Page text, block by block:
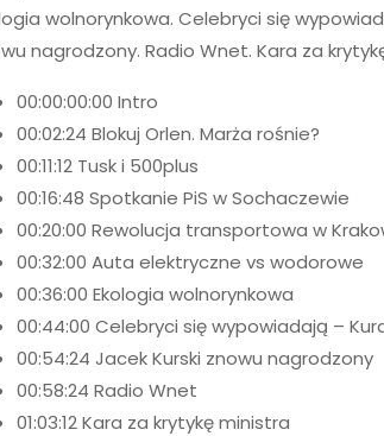
wolnorynkowa. Celebryci się
nagrodzony. Radio Wnet. Kara za
00:00:00:00 Intro
00:02:24 Blokuj Orlen. Marża rośnie?
00:11:12 Tusk i 500plus
00:16:48 Spotkanie PiS w Sochaczewie
00:20:00 Rewolucja transportowa w
00:32:00 Auta elektryczne vs wodorowe
00:36:00 Ekologia wolnorynkowa
00:44:00 Celebryci się wypowiadają –
00:54:24 Jacek Kurski znowu nagrodzony
00:58:24 Radio Wnet
01:03:12 Kara za krytykę ministra